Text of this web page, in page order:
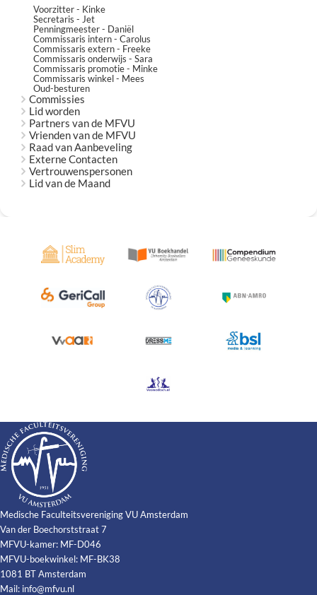
Voorzitter - Kinke
Secretaris - Jet
Penningmeester - Daniël
Commissaris intern - Carolus
Commissaris extern - Freeke
Commissaris onderwijs - Sara
Commissaris promotie - Minke
Commissaris winkel - Mees
Oud-besturen
Commissies
Lid worden
Partners van de MFVU
Vrienden van de MFVU
Raad van Aanbeveling
Externe Contacten
Vertrouwenspersonen
Lid van de Maand
Medische Faculteitsvereniging VU Amsterdam
Van der Boechorststraat 7
MFVU-kamer: MF-D046
MFVU-boekwinkel: MF-BK38
1081 BT Amsterdam
Mail: info@mfvu.nl